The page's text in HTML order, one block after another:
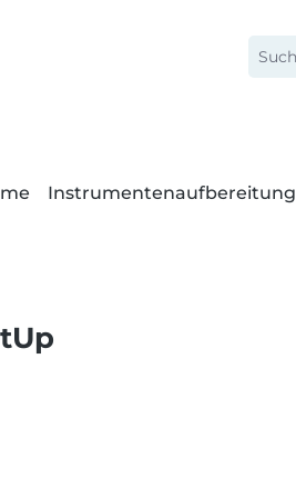
Instrumentenaufbereitung